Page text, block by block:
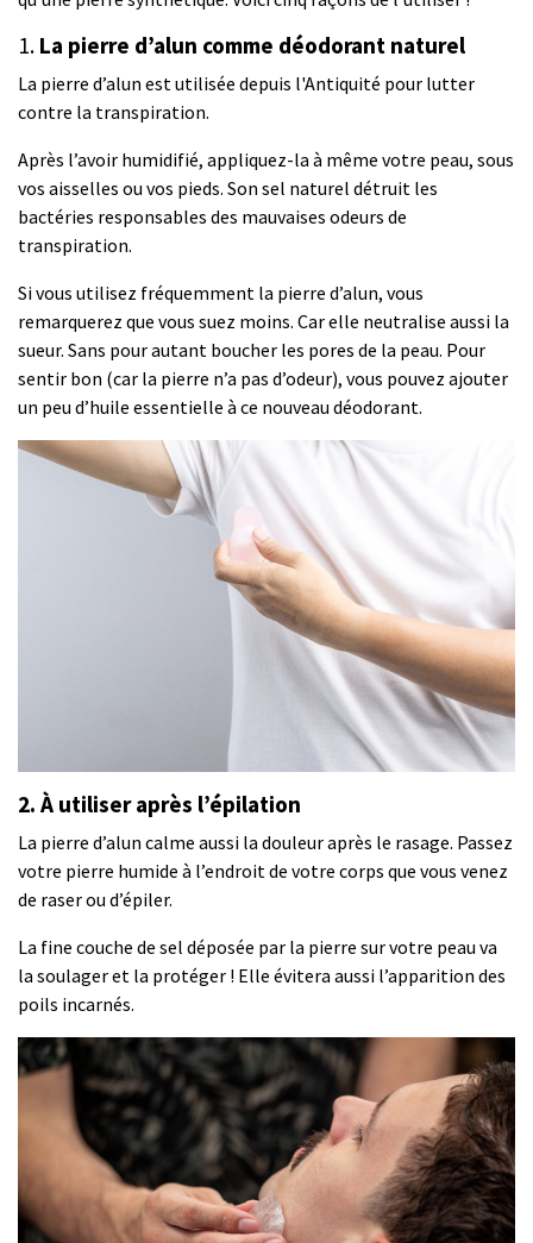
1. La pierre d’alun comme déodorant naturel
La pierre d’alun est utilisée depuis l'Antiquité pour lutter
contre la transpiration.
Après l’avoir humidifié, appliquez-la à même votre peau, sous
vos aisselles ou vos pieds. Son sel naturel détruit les
bactéries responsables des mauvaises odeurs de
transpiration.
Si vous utilisez fréquemment la pierre d’alun, vous
remarquerez que vous suez moins. Car elle neutralise aussi la
sueur. Sans pour autant boucher les pores de la peau. Pour
sentir bon (car la pierre n’a pas d’odeur), vous pouvez ajouter
un peu d’huile essentielle à ce nouveau déodorant.
2. À utiliser après l’épilation
La pierre d’alun calme aussi la douleur après le rasage. Passez
votre pierre humide à l’endroit de votre corps que vous venez
de raser ou d’épiler.
La fine couche de sel déposée par la pierre sur votre peau va
la soulager et la protéger ! Elle évitera aussi l’apparition des
poils incarnés.